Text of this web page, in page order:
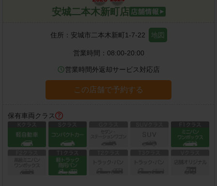
安城二本木新町店
住所： 安城市二本木新町1-7-22 地図
営業時間： 08:00-20:00
営業時間外返却サービス対応店
この店舗で予約する
保有車両クラス